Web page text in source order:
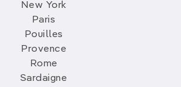
New York
Paris
Pouilles
Provence
Rome
Sardaigne